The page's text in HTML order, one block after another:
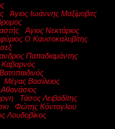
Άγιος Ιωάννης Μαξίμοβιτς
Άγιος Νεκτάριος
Ο Καυσοκαλυβίτης
Παπαδιαμάντης
Καβαρνός
Μέγας Βασίλειος
Τάσος Λειβαδίτης
Φώτης Κόντογλου
Λουδοβίκος